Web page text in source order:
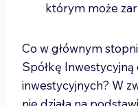
którym może
Co w głównym
Spółkę
inwestycyjnych? W